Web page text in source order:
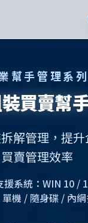
幫手管理系列
買賣幫
解管理，提
買賣管理效率
援系統：WIN 10 /
機 / 隨身碟 / 內